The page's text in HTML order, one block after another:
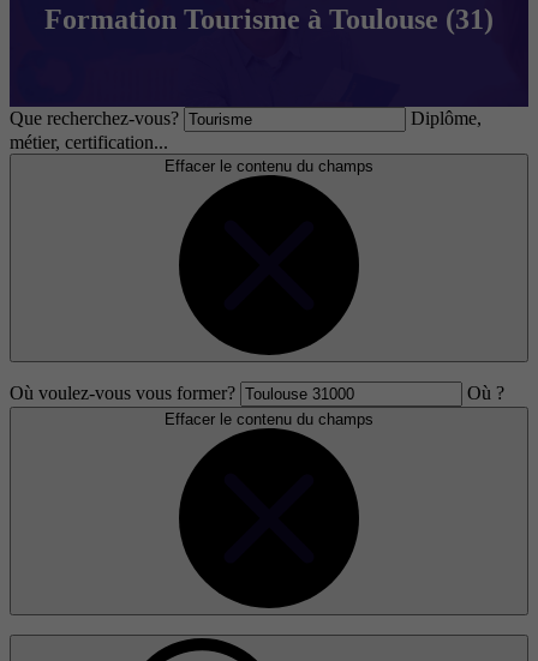
Formation Tourisme à Toulouse (31)
Que recherchez-vous?
Diplôme,
métier, certification...
Effacer le contenu du champs
Où voulez-vous vous former? Où ?
Effacer le contenu du champs